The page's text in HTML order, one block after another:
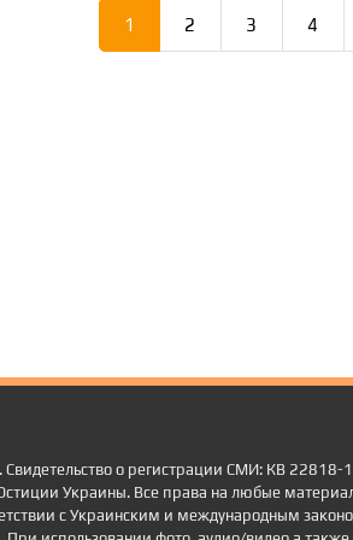
1 2 3 4
о регистрации СМИ: КВ 22818-
Украины. Все права на любые
с Украинским и международным